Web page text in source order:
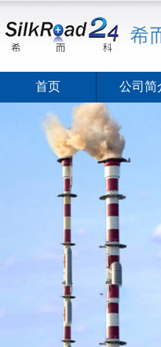
首页 公司简